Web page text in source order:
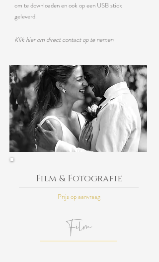
om te downloaden en ook op een USB stick
geleverd.
Klik hier om direct contact op te nemen
Film & Fotografie
Prijs op aanvraag
Film